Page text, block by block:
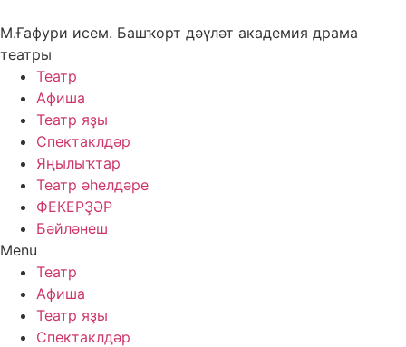
to
content
М.Ғафури исем. Башҡорт дәүләт академия драма
театры
Театр
Афиша
Театр яҙы
Спектаклдәр
Яңылыҡтар
Театр әһелдәре
ФЕКЕРҘӘР
Бәйләнеш
Menu
Театр
Афиша
Театр яҙы
Спектаклдәр